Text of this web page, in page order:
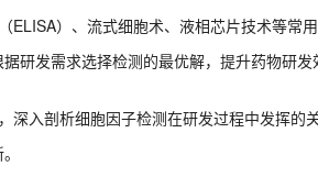
ELISA）、流式细胞术、液相芯片技术等常
研发需求选择检测的最优解，提升药物研发
深入剖析细胞因子检测在研发过程中发挥的